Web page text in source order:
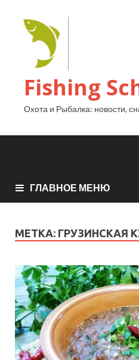
Fishing
Охота и Рыбалка: новости,
ГЛАВНОЕ МЕНЮ
МЕТКА: ГРУЗИНСКАЯ